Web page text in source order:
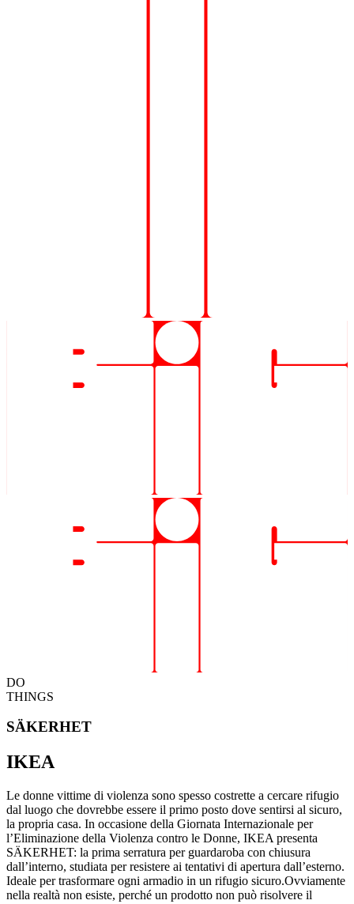
DO
THINGS
SÄKERHET
IKEA
Le donne vittime di violenza sono spesso costrette a cercare rifugio
dal luogo che dovrebbe essere il primo posto dove sentirsi al sicuro,
la propria casa. In occasione della Giornata Internazionale per
l’Eliminazione della Violenza contro le Donne, IKEA presenta
SÄKERHET: la prima serratura per guardaroba con chiusura
dall’interno, studiata per resistere ai tentativi di apertura dall’esterno.
Ideale per trasformare ogni armadio in un rifugio sicuro.Ovviamente
nella realtà non esiste, perché un prodotto non può risolvere il